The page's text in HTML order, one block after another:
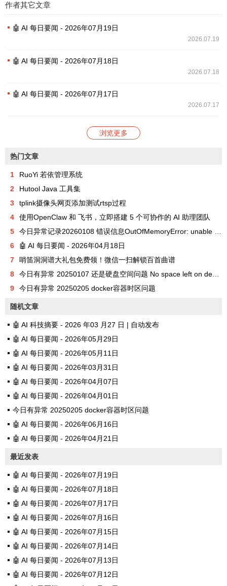
作者其它文章
🤖 AI 每日要闻 - 2026年07月19日
2026.07.19
🤖 AI 每日要闻 - 2026年07月18日
2026.07.18
🤖 AI 每日要闻 - 2026年07月17日
2026.07.17
浏览更多
热门文章
1
RuoYi 若依管理系统
2
Hutool Java 工具集
3
tplink摄像头网页添加测试rtsp过程
4
使用OpenClaw 和 飞书，立即搭建 5 个可协作的 AI 助理团队
5
今日异常记录20260108 错误信息OutOfMemoryError: unable to create new native thread
6
🤖 AI 每日要闻 - 2026年04月18日
7
哨笛洞洞谱大礼包免费领！微信一扫解锁百首曲谱
8
今日有异常 20250107 还是硬盘空间问题 No space left on device
9
今日有异常 20250205 docker容器时区问题
随机文章
🤖 AI 科技摘要 - 2026 年03 月27 日 | 自动发布
🤖 AI 每日要闻 - 2026年05月29日
🤖 AI 每日要闻 - 2026年05月11日
🤖 AI 每日要闻 - 2026年03月31日
🤖 AI 每日要闻 - 2026年04月07日
🤖 AI 每日要闻 - 2026年04月01日
今日有异常 20250205 docker容器时区问题
🤖 AI 每日要闻 - 2026年06月16日
🤖 AI 每日要闻 - 2026年04月21日
最近发表
🤖 AI 每日要闻 - 2026年07月19日
🤖 AI 每日要闻 - 2026年07月18日
🤖 AI 每日要闻 - 2026年07月17日
🤖 AI 每日要闻 - 2026年07月16日
🤖 AI 每日要闻 - 2026年07月15日
🤖 AI 每日要闻 - 2026年07月14日
🤖 AI 每日要闻 - 2026年07月13日
🤖 AI 每日要闻 - 2026年07月12日